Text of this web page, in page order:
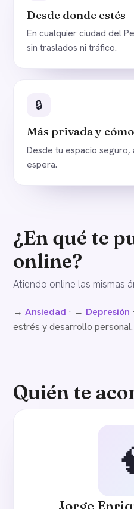
Desde donde estés
En cualquier ciudad del
sin traslados ni tráfico.
🔒
Más privada y
Desde tu espacio seguro,
espera.
¿En qué te
online?
Atiendo online las mismas
→ Ansiedad · → Depresión
estrés y desarrollo personal.
Quién te